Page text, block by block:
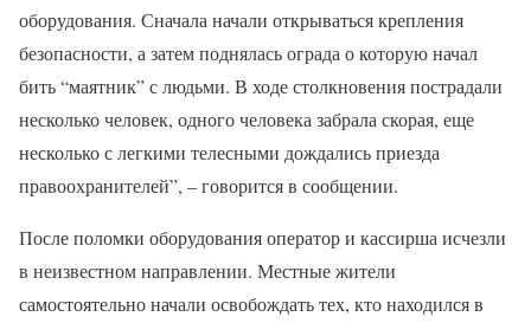
оборудования. Сначала начали открываться крепления
безопасности, а затем поднялась ограда о которую начал
бить “маятник” с людьми. В ходе столкновения пострадали
несколько человек, одного человека забрала скорая, еще
несколько с легкими телесными дождались приезда
правоохранителей”, – говорится в сообщении.
После поломки оборудования оператор и кассирша исчезли
в неизвестном направлении. Местные жители
самостоятельно начали освобождать тех, кто находился в